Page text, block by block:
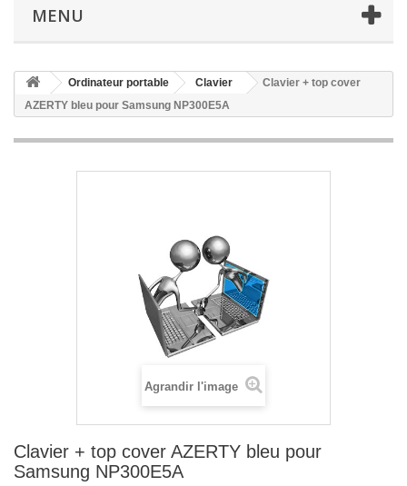
MENU
Ordinateur portable Clavier
Clavier + top cover
AZERTY bleu pour Samsung NP300E5A
Agrandir l'image
Clavier + top cover AZERTY bleu pour
Samsung NP300E5A